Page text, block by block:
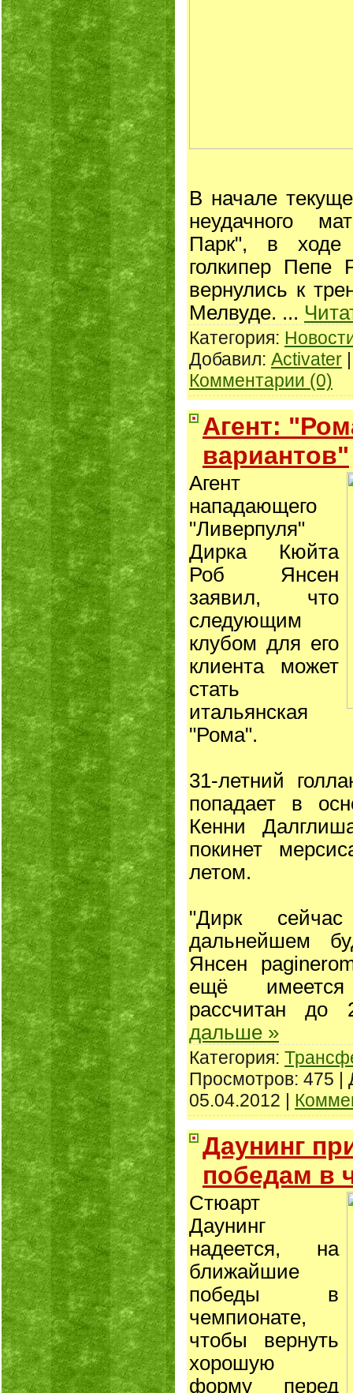
В начале
неудачного
Парк", в ходе
голкипер Пепе
вернулись к
Мелвуде. ...
Категория:
Добавил: Activater
Комментарии (0)
Агент:
вариантов"
Агент
нападающего
"Ливерпуля"
Дирка Кюйта
Роб Янсен
заявил, что
следующим
клубом для его
клиента может
стать
итальянcкая
"Рома".
31-летний
попадает в
Кенни
покинет
летом.
"Дирк
дальнейшем
Янсен
ещё имеется
рассчитан до
дальше »
Категория:
Просмотров: 475 |
05.04.2012 |
Даунинг
победам в
Стюарт
Даунинг
надеется, на
ближайшие
победы в
чемпионате,
чтобы вернуть
хорошую
форму перед